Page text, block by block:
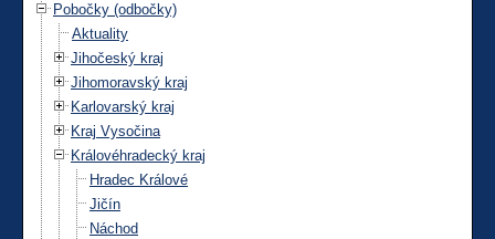
Pobočky (odbočky)
Aktuality
Jihočeský kraj
Jihomoravský kraj
Karlovarský kraj
Kraj Vysočina
Královéhradecký kraj
Hradec Králové
Jičín
Náchod